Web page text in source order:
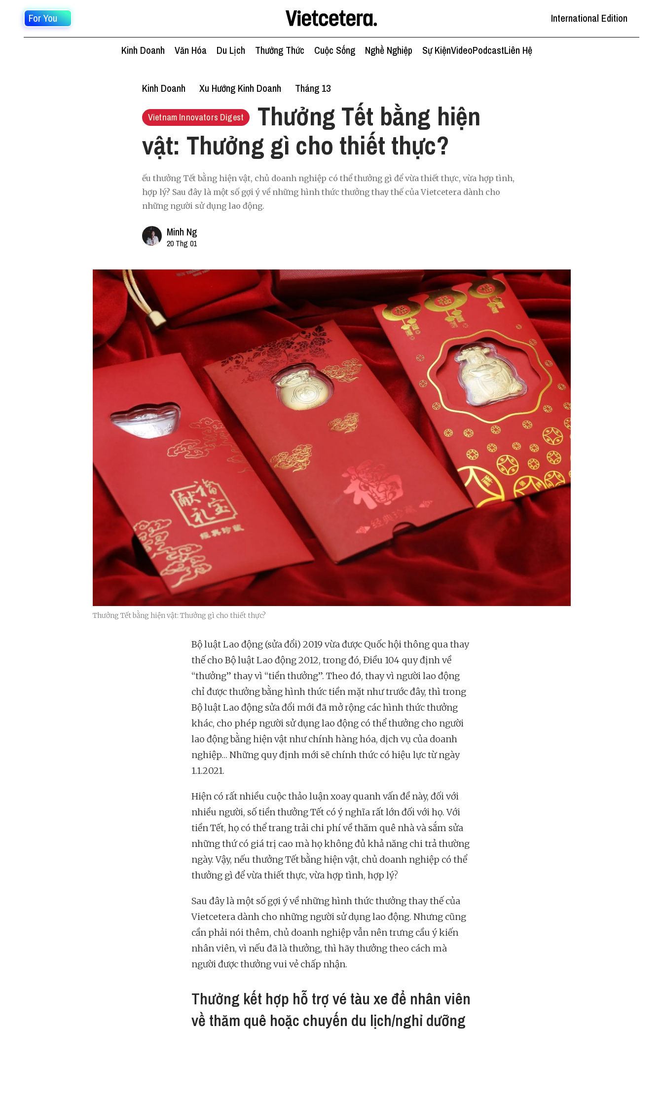
For You International Edition
Kinh Doanh Văn Hóa Du Lịch Thưởng Thức Cuộc Sống Nghề Nghiệp Sự KiệnVideoPodcastLiên Hệ
Kinh Doanh Xu Hướng Kinh Doanh Tháng 13
Vietnam Innovators Digest
Thưởng Tết bằng hiện
vật: Thưởng gì cho thiết thực?
ếu thưởng Tết bằng hiện vật, chủ doanh nghiệp có thể thưởng gì để vừa thiết thực, vừa hợp tình,
hợp lý? Sau đây là một số gợi ý về những hình thức thưởng thay thế của Vietcetera dành cho
những người sử dụng lao động.
Minh Ng
20 Thg 01
Thưởng Tết bằng hiện vật: Thưởng gì cho thiết thực?
Bộ luật Lao động (sửa đổi) 2019 vừa được Quốc hội thông qua thay
thế cho Bộ luật Lao động 2012, trong đó, Điều 104 quy định về
“thưởng” thay vì “tiền thưởng”. Theo đó, thay vì người lao động
chỉ được thưởng bằng hình thức tiền mặt như trước đây, thì trong
Bộ luật Lao động sửa đổi mới đã mở rộng các hình thức thưởng
khác, cho phép người sử dụng lao động có thể thưởng cho người
lao động bằng hiện vật như chính hàng hóa, dịch vụ của doanh
nghiệp… Những quy định mới sẽ chính thức có hiệu lực từ ngày
1.1.2021.
Hiện có rất nhiều cuộc thảo luận xoay quanh vấn đề này, đối với
nhiều người, số tiền thưởng Tết có ý nghĩa rất lớn đối với họ. Với
tiền Tết, họ có thể trang trải chi phí về thăm quê nhà và sắm sửa
những thứ có giá trị cao mà họ không đủ khả năng chi trả thường
ngày. Vậy, nếu thưởng Tết bằng hiện vật, chủ doanh nghiệp có thể
thưởng gì để vừa thiết thực, vừa hợp tình, hợp lý?
Sau đây là một số gợi ý về những hình thức thưởng thay thế của
Vietcetera dành cho những người sử dụng lao động. Nhưng cũng
cần phải nói thêm, chủ doanh nghiệp vẫn nên trưng cầu ý kiến
nhân viên, vì nếu đã là thưởng, thì hãy thưởng theo cách mà
người được thưởng vui vẻ chấp nhận.
Thưởng kết hợp hỗ trợ vé tàu xe để nhân viên
về thăm quê hoặc chuyến du lịch/nghỉ dưỡng